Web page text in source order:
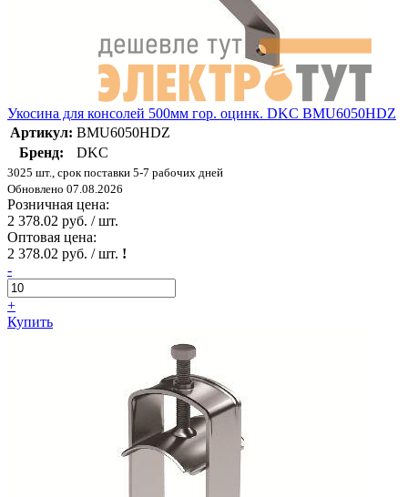
Укосина для консолей 500мм гор. оцинк. DKC BMU6050HDZ
Артикул: BMU6050HDZ
Бренд:
DKC
3025 шт., срок поставки 5-7 рабочих дней
Обновлено 07.08.2026
Розничная цена:
2 378.02 руб. / шт.
Оптовая цена:
2 378.02 руб. / шт. !
-
+
Купить